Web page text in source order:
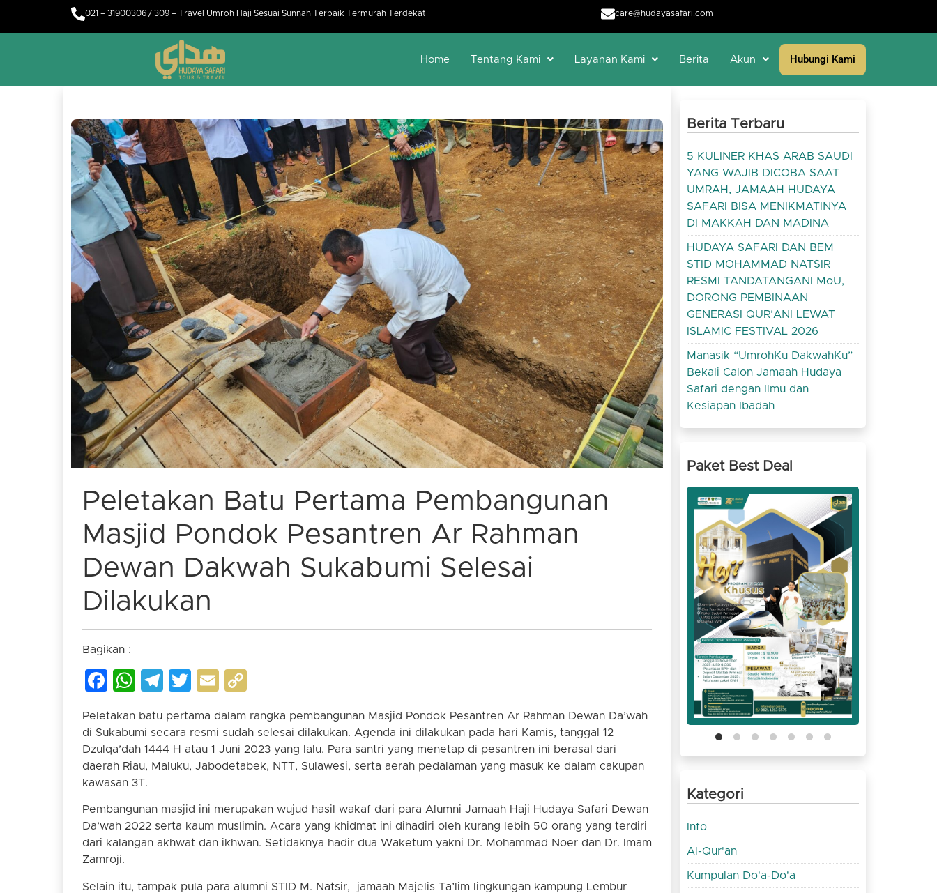
021 – 31900306 / 309 – Travel Umroh Haji Sesuai Sunnah Terbaik Termurah Terdekat care@hudayasafari.com
Home Tentang Kami Layanan Kami Berita Akun Hubungi Kami
Peletakan Batu Pertama Pembangunan
Masjid Pondok Pesantren Ar Rahman
Dewan Dakwah Sukabumi Selesai
Dilakukan
Bagikan :
Facebook
WhatsApp
Telegram
Twitter
Email
Peletakan batu pertama dalam rangka pembangunan Masjid Pondok Pesantren Ar Rahman Dewan Da’wah
di Sukabumi secara resmi sudah selesai dilakukan. Agenda ini dilakukan pada hari Kamis, tanggal 12
Dzulqa’dah 1444 H atau 1 Juni 2023 yang lalu. Para santri yang menetap di pesantren ini berasal dari
daerah Riau, Maluku, Jabodetabek, NTT, Sulawesi, serta aerah pedalaman yang masuk ke dalam cakupan
kawasan 3T.
Pembangunan masjid ini merupakan wujud hasil wakaf dari para Alumni Jamaah Haji Hudaya Safari Dewan
Da’wah 2022 serta kaum muslimin. Acara yang khidmat ini dihadiri oleh kurang lebih 50 orang yang terdiri
dari kalangan akhwat dan ikhwan. Setidaknya hadir dua Waketum yakni Dr. Mohammad Noer dan Dr. Imam
Zamroji.
Selain itu, tampak pula para alumni STID M. Natsir, jamaah Majelis Ta’lim lingkungan kampung Lembur
Berita Terbaru
5 KULINER KHAS ARAB SAUDI
YANG WAJIB DICOBA SAAT
UMRAH, JAMAAH HUDAYA
SAFARI BISA MENIKMATINYA
DI MAKKAH DAN MADINA
HUDAYA SAFARI DAN BEM
STID MOHAMMAD NATSIR
RESMI TANDATANGANI MoU,
DORONG PEMBINAAN
GENERASI QUR’ANI LEWAT
ISLAMIC FESTIVAL 2026
Manasik “UmrohKu DakwahKu”
Bekali Calon Jamaah Hudaya
Safari dengan Ilmu dan
Kesiapan Ibadah
Paket Best Deal
Kategori
Info
Al-Qur'an
Kumpulan Do'a-Do'a